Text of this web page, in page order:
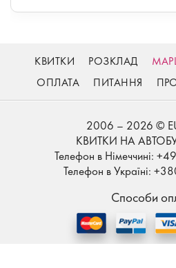
КВИТКИ РОЗКЛАД
ОПЛАТА
ПИТАННЯ
2006 – 2026 ©
КВИТКИ НА
Телефон в Німеччині:
Телефон в Україні:
Способи